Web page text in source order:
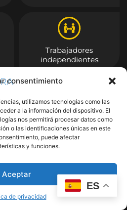
consentimiento
utilizamos tecnologías como las
a la información del dispositivo. El
nos permitirá procesar datos como
o las identificaciones únicas en este
puede afectar
y funciones.
Aceptar
de privacidad
Trabajadores
independientes
ES